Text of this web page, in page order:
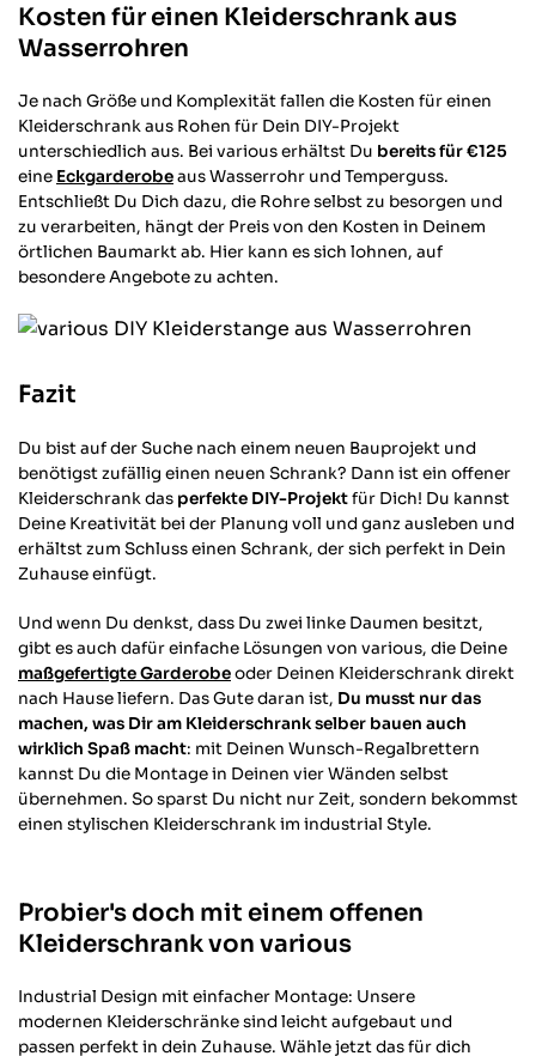
Kosten für einen Kleiderschrank aus
Wasserrohren
Je nach Größe und Komplexität fallen die Kosten für einen
Kleiderschrank aus Rohen für Dein DIY-Projekt
unterschiedlich aus. Bei various erhältst Du bereits für €125
eine Eckgarderobeaus Wasserrohr und Temperguss.
Entschließt Du Dich dazu, die Rohre selbst zu besorgen und
zu verarbeiten, hängt der Preis von den Kosten in Deinem
örtlichen Baumarkt ab. Hier kann es sich lohnen, auf
besondere Angebote zu achten.
Fazit
Du bist auf der Suche nach einem neuen Bauprojekt und
benötigst zufällig einen neuen Schrank? Dann ist ein offener
Kleiderschrank das perfekte DIY-Projektfür Dich! Du kannst
Deine Kreativität bei der Planung voll und ganz ausleben und
erhältst zum Schluss einen Schrank, der sich perfekt in Dein
Zuhause einfügt.
Und wenn Du denkst, dass Du zwei linke Daumen besitzt,
gibt es auch dafür einfache Lösungen von various, die Deine
maßgefertigte Garderobeoder Deinen Kleiderschrank direkt
nach Hause liefern. Das Gute daran ist, Du musst nur das
machen, was Dir am Kleiderschrank selber bauen auch
wirklich Spaß macht: mit Deinen Wunsch-Regalbrettern
kannst Du die Montage in Deinen vier Wänden selbst
übernehmen. So sparst Du nicht nur Zeit, sondern bekommst
einen stylischen Kleiderschrank im industrial Style.
Probier's doch mit einem offenen
Kleiderschrank von various
Industrial Design mit einfacher Montage: Unsere
modernen Kleiderschränke sind leicht aufgebaut und
passen perfekt in dein Zuhause. Wähle jetzt das für dich
4,64 Rating 868
Alles gut von
Robert W
Verifizierter
Keine Frage,
stylisch, aber für
naja, ich habs
Wandhalterung.
kürzer das
Wandhalterung
die auch
Anonym
Verifizierter
Hilfreich
Michele D
Verifizierter
Schnell und